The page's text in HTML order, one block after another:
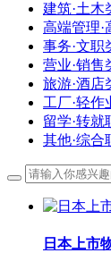
建筑·土木
高端管理·
事务·文职
营业·销售
旅游·酒店
工厂·轻作
留学·转就
其他·综合
日本上市